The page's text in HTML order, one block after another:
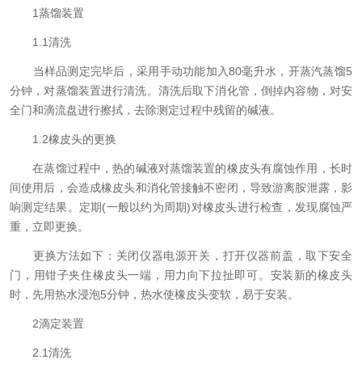
1蒸馏装置
1.1清洗
当样品测定完毕后，采用手动功能加入80毫升水，开蒸汽蒸馏5
分钟，对蒸馏装置进行清洗。清洗后取下消化管，倒掉内容物，对安
全门和滴流盘进行擦拭，去除测定过程中残留的碱液。
1.2橡皮头的更换
在蒸馏过程中，热的碱液对蒸馏装置的橡皮头有腐蚀作用，长时
间使用后，会造成橡皮头和消化管接触不密闭，导致游离胺泄露，影
响测定结果。定期(一般以约为周期)对橡皮头进行检查，发现腐蚀严
重，立即更换。
更换方法如下：关闭仪器电源开关，打开仪器前盖，取下安全
门，用钳子夹住橡皮头一端，用力向下拉扯即可。安装新的橡皮头
时，先用热水浸泡5分钟，热水使橡皮头变软，易于安装。
2滴定装置
2.1清洗